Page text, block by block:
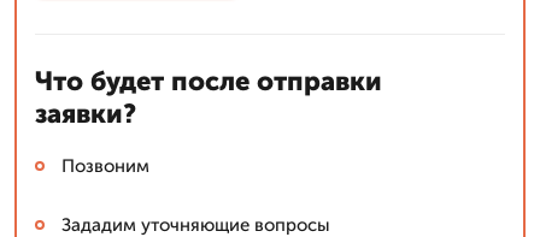
Что будет после отправки
заявки?
Позвоним
Зададим уточняющие вопросы